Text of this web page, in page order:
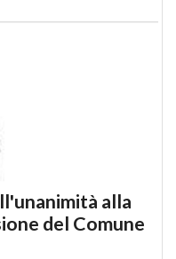
alla
del Comune